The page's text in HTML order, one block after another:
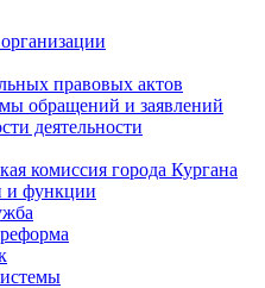
правовых актов
обращений и заявлений
деятельности
комиссия города Кургана
и функции